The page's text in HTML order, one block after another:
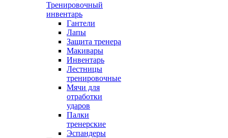
Тренировочный
инвентарь
Гантели
Лапы
Защита тренера
Макивары
Инвентарь
Лестницы
тренировочные
Мячи для
отработки
ударов
Палки
тренерские
Эспандеры